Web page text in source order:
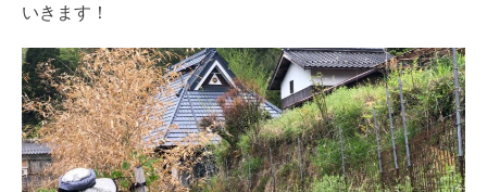
いきます！